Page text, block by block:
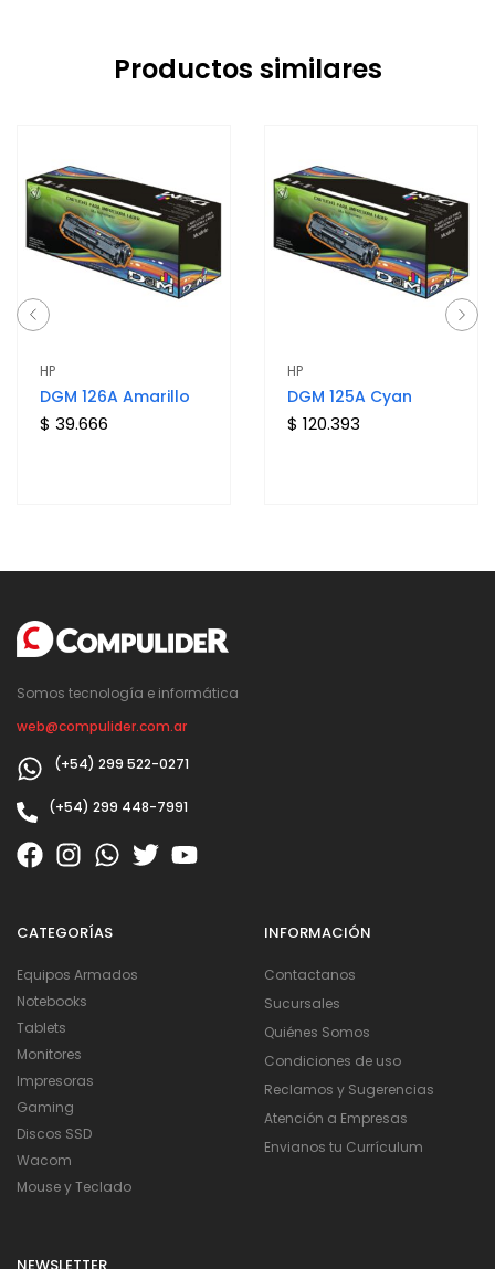
Productos similares
HP
DGM 126A Amarillo
$ 39.666
HP
DGM 125A Cyan
$ 120.393
Somos tecnología e informática
web@compulider.com.ar
(+54) 299 522-0271
(+54) 299 448-7991
CATEGORÍAS
Equipos Armados
Notebooks
Tablets
Monitores
Impresoras
Gaming
Discos SSD
Wacom
Mouse y Teclado
INFORMACIÓN
Contactanos
Sucursales
Quiénes Somos
Condiciones de uso
Reclamos y Sugerencias
Atención a Empresas
Envianos tu Currículum